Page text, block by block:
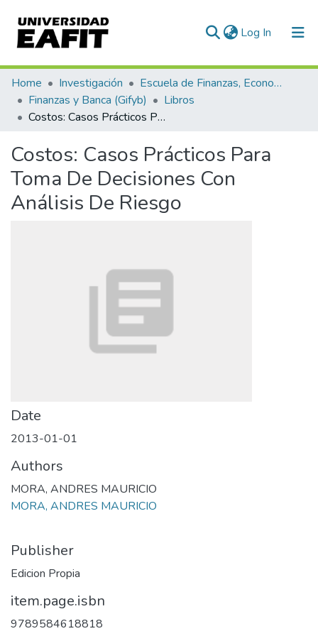
Log In (current)
Communities & Collections
All of DSpace
Home Investigación
Escuela de Finanzas, Economía y Gobierno
Finanzas y Banca (Gifyb)
Libros
Costos: Casos Prácticos Para Toma De Decisiones Con Análisis De Riesgo
Costos: Casos Prácticos Para
Toma De Decisiones Con
Análisis De Riesgo
Date
2013-01-01
Authors
MORA, ANDRES MAURICIO
MORA, ANDRES MAURICIO
Publisher
Edicion Propia
item.page.isbn
9789584618818